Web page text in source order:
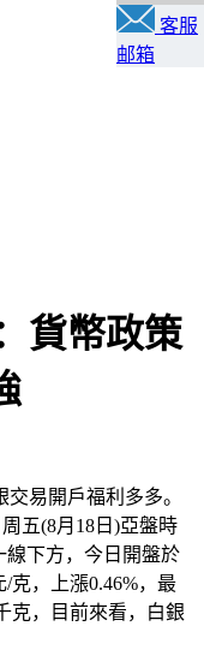
貨幣政策
易開戶福利多多。
五(8月18日)亞盤時
線下方，今日開盤於
克，上漲0.46%，最
克，目前來看，白銀
客服
邮箱